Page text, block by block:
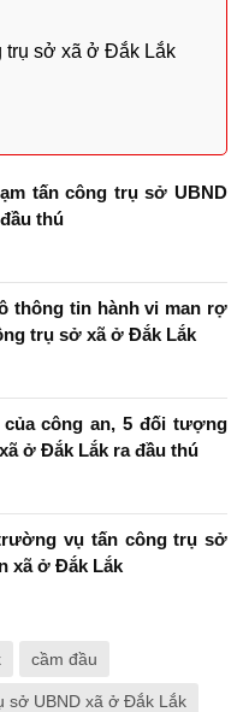
trụ sở xã ở Đắk Lắk
tấn công trụ sở UBND
thú
thông tin hành vi man rợ
trụ sở xã ở Đắk Lắk
công an, 5 đối tượng
ở Đắk Lắk ra đầu thú
vụ tấn công trụ sở
xã ở Đắk Lắk
cầm đầu
sở UBND xã ở Đắk Lắk